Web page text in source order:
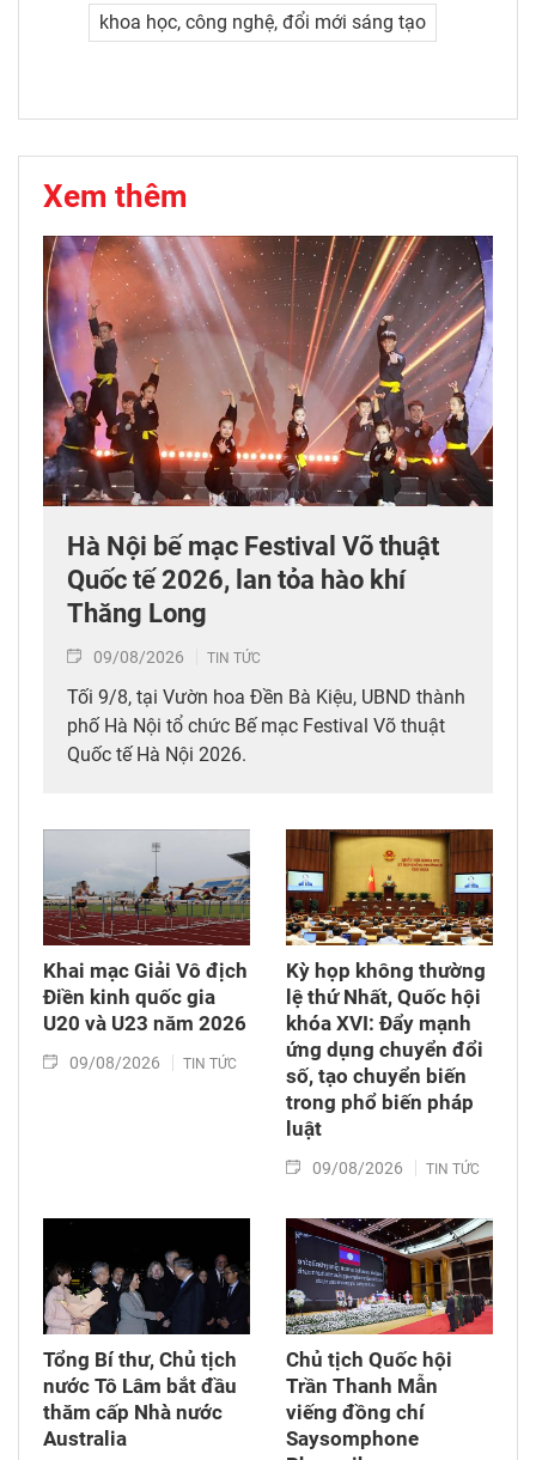
khoa học, công nghệ, đổi mới sáng tạo
Xem thêm
Hà Nội bế mạc Festival Võ thuật
Quốc tế 2026, lan tỏa hào khí
Thăng Long
09/08/2026 TIN TỨC
Tối 9/8, tại Vườn hoa Đền Bà Kiệu, UBND thành
phố Hà Nội tổ chức Bế mạc Festival Võ thuật
Quốc tế Hà Nội 2026.
Khai mạc Giải Vô địch
Điền kinh quốc gia
U20 và U23 năm 2026
09/08/2026 TIN TỨC
Kỳ họp không thường
lệ thứ Nhất, Quốc hội
khóa XVI: Đẩy mạnh
ứng dụng chuyển đổi
số, tạo chuyển biến
trong phổ biến pháp
luật
09/08/2026 TIN TỨC
Tổng Bí thư, Chủ tịch
nước Tô Lâm bắt đầu
thăm cấp Nhà nước
Australia
Chủ tịch Quốc hội
Trần Thanh Mẫn
viếng đồng chí
Saysomphone